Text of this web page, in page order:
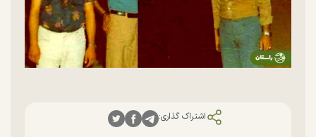
اشتراک گذاری: